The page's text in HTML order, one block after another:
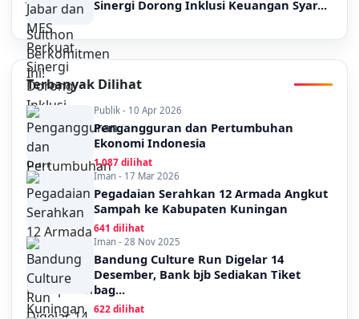
Sinergi Dorong Inklusi Keuangan Syar...
Terbanyak Dilihat
Publik - 10 Apr 2026
Pengangguran dan Pertumbuhan
Ekonomi Indonesia
1,087 dilihat
Iman - 17 Mar 2026
Pegadaian Serahkan 12 Armada Angkut
Sampah ke Kabupaten Kuningan
641 dilihat
Iman - 28 Nov 2025
Bandung Culture Run Digelar 14
Desember, Bank bjb Sediakan Tiket
bag...
622 dilihat